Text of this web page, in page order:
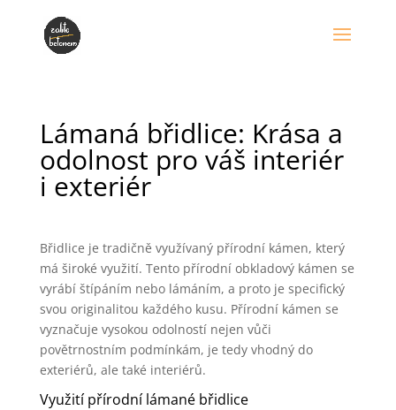
Lámaná břidlice: Krása a
odolnost pro váš interiér
i exteriér
Břidlice je tradičně využívaný přírodní kámen, který
má široké využití. Tento přírodní obkladový kámen se
vyrábí štípáním nebo lámáním, a proto je specifický
svou originalitou každého kusu. Přírodní kámen se
vyznačuje vysokou odolností nejen vůči
povětrnostním podmínkám, je tedy vhodný do
exteriérů, ale také interiérů.
Využití přírodní lámané břidlice